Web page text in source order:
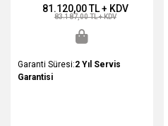
81.120,00 TL + KDV
83.187,00 TL + KDV
Garanti Süresi:2 Yıl Servis
Garantisi